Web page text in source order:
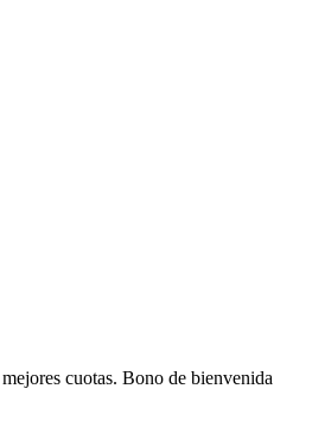
cuotas. Bono de bienvenida